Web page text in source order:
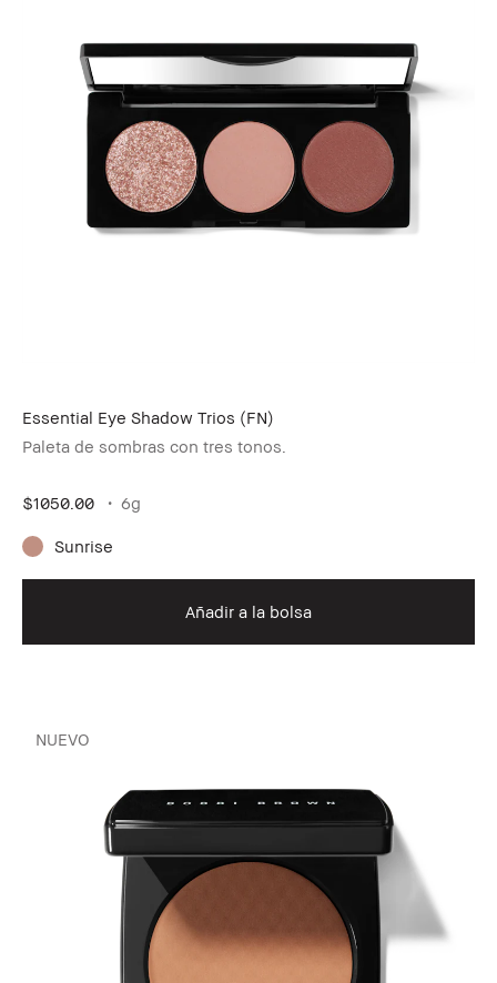
Essential Eye Shadow Trios (FN)
Paleta de sombras con tres tonos.
$1050.00 6g
Sunrise
Añadir a la bolsa
NUEVO